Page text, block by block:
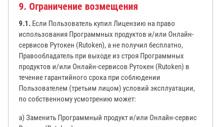
9. Ограничение возмещения
9.1. Если Пользователь купил Лицензию на право
использования Программных продуктов и/или Онлайн-
сервисов Рутокен (Rutoken), а не получил бесплатно,
Правообладатель при выходе из строя Программных
продуктов и/или Онлайн-сервисов Рутокен (Rutoken) в
течение гарантийного срока при соблюдении
Пользователем (третьим лицом) условий эксплуатации,
по собственному усмотрению может:
а) Заменить Программный продукт и/или Онлайн-сервис